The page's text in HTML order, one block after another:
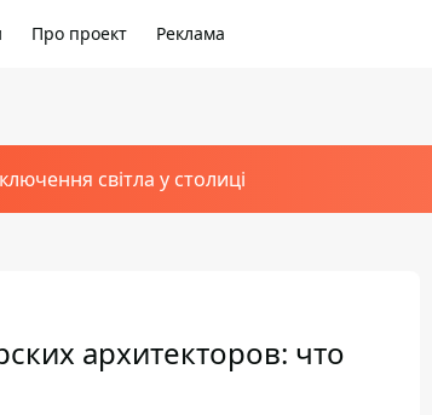
Про проект Реклама
світла у столиці
архитекторов: что